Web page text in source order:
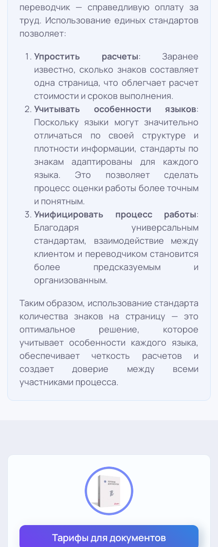
переводчик — справедливую оплату за
труд. Использование единых стандартов
позволяет:
Упростить расчеты: Заранее
известно, сколько знаков составляет
одна страница, что облегчает расчет
стоимости и сроков выполнения.
Учитывать особенности языков:
Поскольку языки могут значительно
отличаться по своей структуре и
плотности информации, стандарты по
знакам адаптированы для каждого
языка. Это позволяет сделать
процесс оценки работы более точным
и понятным.
Унифицировать процесс работы:
Благодаря универсальным
стандартам, взаимодействие между
клиентом и переводчиком становится
более предсказуемым и
организованным.
Таким образом, использование стандарта
количества знаков на страницу — это
оптимальное решение, которое
учитывает особенности каждого языка,
обеспечивает четкость расчетов и
создает доверие между всеми
участниками процесса.
Тарифы для документов